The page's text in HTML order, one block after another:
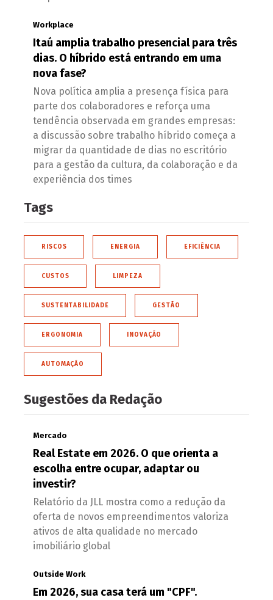
Workplace
Itaú amplia trabalho presencial para três
dias. O híbrido está entrando em uma
nova fase?
Nova política amplia a presença física para
parte dos colaboradores e reforça uma
tendência observada em grandes empresas:
a discussão sobre trabalho híbrido começa a
migrar da quantidade de dias no escritório
para a gestão da cultura, da colaboração e da
experiência dos times
Tags
RISCOS ENERGIA EFICIÊNCIA
CUSTOS LIMPEZA
SUSTENTABILIDADE GESTÃO
ERGONOMIA INOVAÇÃO
AUTOMAÇÃO
Sugestões da Redação
Mercado
Real Estate em 2026. O que orienta a
escolha entre ocupar, adaptar ou
investir?
Relatório da JLL mostra como a redução da
oferta de novos empreendimentos valoriza
ativos de alta qualidade no mercado
imobiliário global
Outside Work
Em 2026, sua casa terá um "CPF".